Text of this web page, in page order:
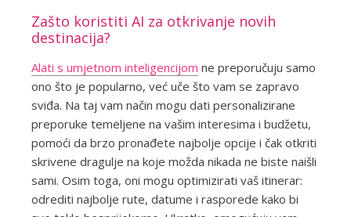
Zašto koristiti AI za otkrivanje novih
destinacija?
Alati s umjetnom inteligencijom ne preporučuju samo
ono što je popularno, već uče što vam se zapravo
sviđa. Na taj vam način mogu dati personalizirane
preporuke temeljene na vašim interesima i budžetu,
pomoći da brzo pronađete najbolje opcije i čak otkriti
skrivene dragulje na koje možda nikada ne biste naišli
sami. Osim toga, oni mogu optimizirati vaš itinerar:
odrediti najbolje rute, datume i rasporede kako bi